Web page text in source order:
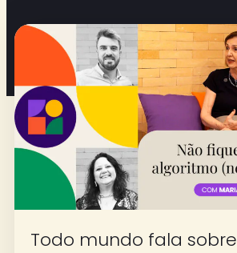
Todo mundo fala sobre